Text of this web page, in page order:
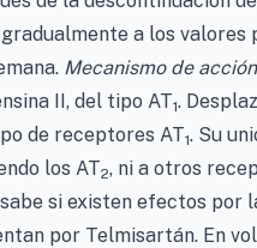
a los valores
Mecanismo de
II, del tipo AT1.
de receptores AT1. Su
los AT2, ni a otros
si existen efectos por
por Telmisartán. En